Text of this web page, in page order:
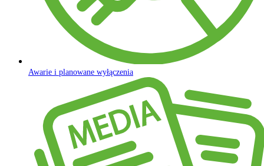
Awarie i planowane wyłączenia